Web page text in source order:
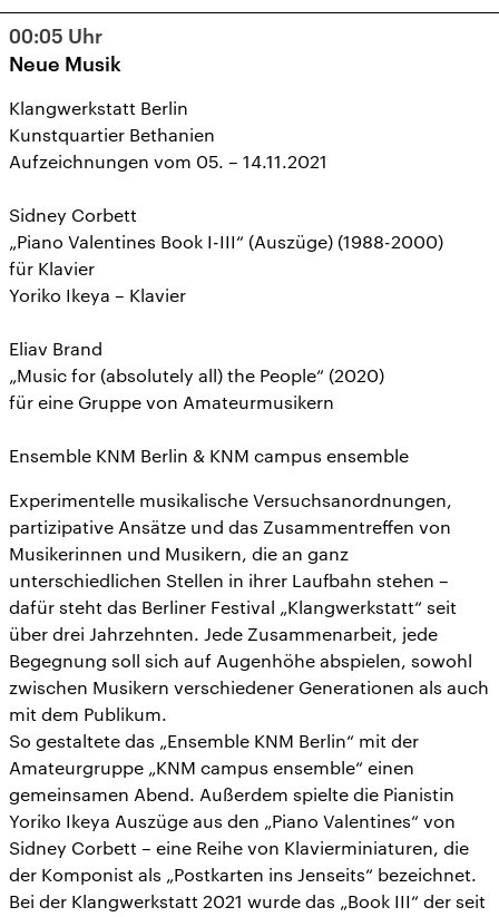
00:05 Uhr
Neue Musik
Klangwerkstatt Berlin
Kunstquartier Bethanien
Aufzeichnungen vom 05. – 14.11.2021
Sidney Corbett
„Piano Valentines Book I-III“ (Auszüge) (1988-2000)
für Klavier
Yoriko Ikeya – Klavier
Eliav Brand
„Music for (absolutely all) the People“ (2020)
für eine Gruppe von Amateurmusikern
Ensemble KNM Berlin & KNM campus ensemble
Experimentelle musikalische Versuchsanordnungen,
partizipative Ansätze und das Zusammentreffen von
Musikerinnen und Musikern, die an ganz
unterschiedlichen Stellen in ihrer Laufbahn stehen –
dafür steht das Berliner Festival „Klangwerkstatt“ seit
über drei Jahrzehnten. Jede Zusammenarbeit, jede
Begegnung soll sich auf Augenhöhe abspielen, sowohl
zwischen Musikern verschiedener Generationen als auch
mit dem Publikum.
So gestaltete das „Ensemble KNM Berlin“ mit der
Amateurgruppe „KNM campus ensemble“ einen
gemeinsamen Abend. Außerdem spielte die Pianistin
Yoriko Ikeya Auszüge aus den „Piano Valentines“ von
Sidney Corbett – eine Reihe von Klavierminiaturen, die
der Komponist als „Postkarten ins Jenseits“ bezeichnet.
Bei der Klangwerkstatt 2021 wurde das „Book III“ der seit